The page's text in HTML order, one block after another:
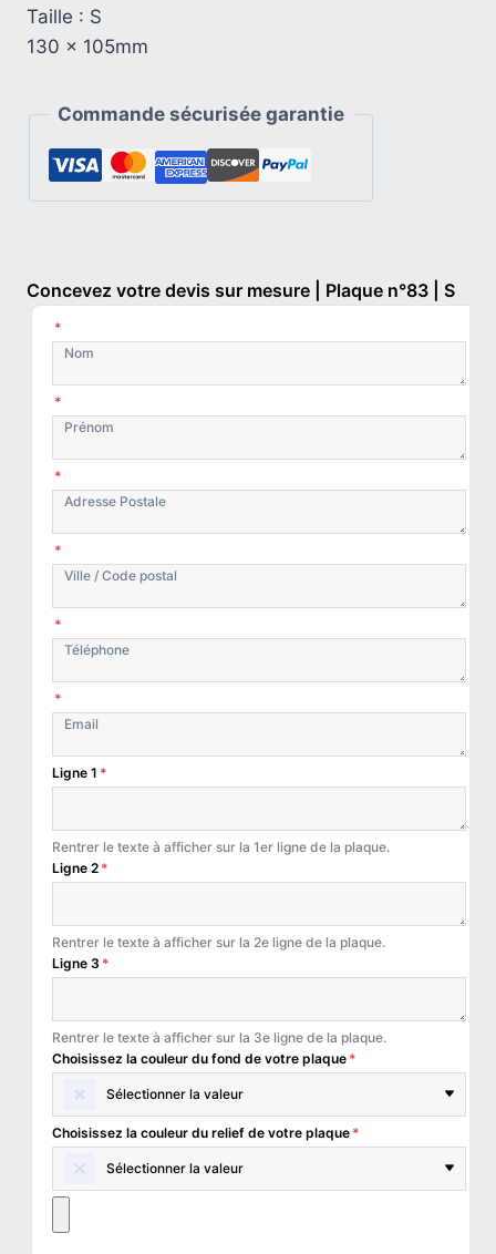
Taille : S
130 x 105mm
Commande sécurisée garantie
Concevez votre devis sur mesure | Plaque n°83 | S
*
*
*
*
*
*
Ligne 1 *
Rentrer le texte à afficher sur la 1er ligne de la plaque.
Ligne 2 *
Rentrer le texte à afficher sur la 2e ligne de la plaque.
Ligne 3 *
Rentrer le texte à afficher sur la 3e ligne de la plaque.
Choisissez la couleur du fond de votre plaque *
Sélectionner la valeur
Choisissez la couleur du relief de votre plaque *
Sélectionner la valeur